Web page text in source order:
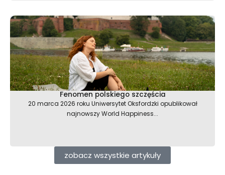
Fenomen polskiego szczęścia
20 marca 2026 roku Uniwersytet Oksfordzki opublikował
najnowszy World Happiness...
zobacz wszystkie artykuły